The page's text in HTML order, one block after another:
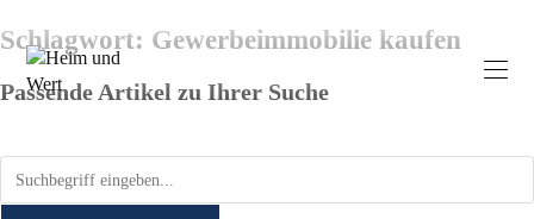
Schlagwort: Gewerbeimmobilie kaufen
Passende Artikel zu Ihrer Suche